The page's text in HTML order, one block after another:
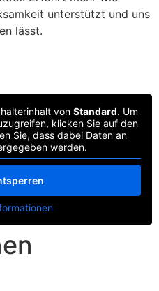
unterstützt und uns
lässt.
von Standard. Um
klicken Sie auf den
Sie, dass dabei Daten an
werden.